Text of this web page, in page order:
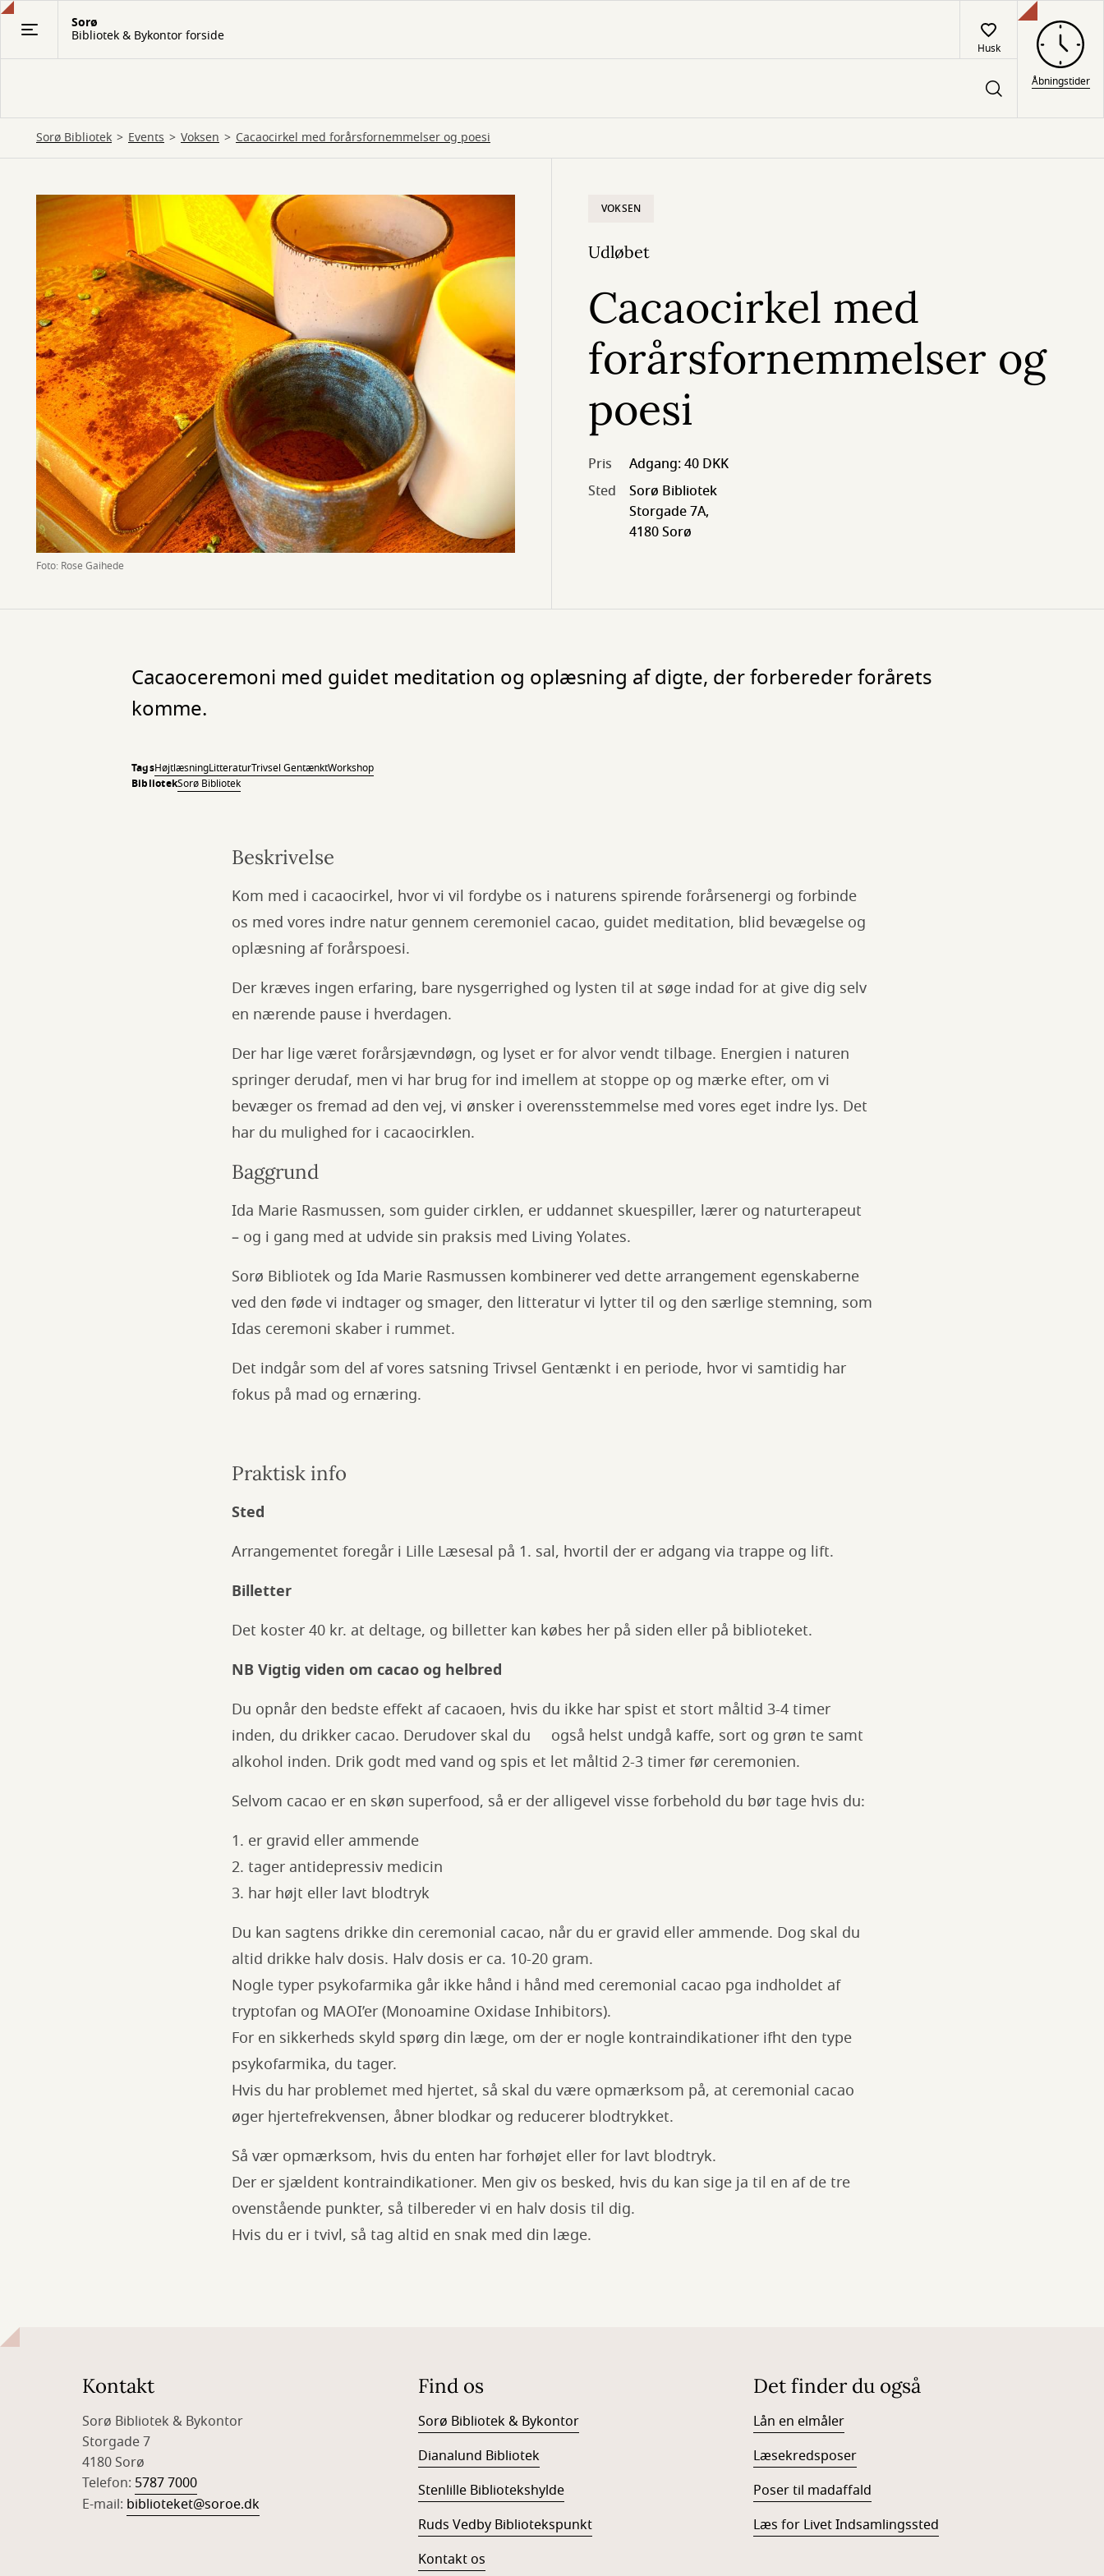
Gå
Sorø
Bibliotek & Bykontor forside
Husk
Åbningstider
Sorø Bibliotek Events Voksen Cacaocirkel med forårsfornemmelser og poesi
Foto: Rose Gaihede
VOKSEN
Udløbet
Cacaocirkel med
forårsfornemmelser og
poesi
Pris
Adgang: 40 DKK
Sted
Sorø Bibliotek
Storgade 7A,
4180 Sorø
Cacaoceremoni med guidet meditation og oplæsning af digte, der forbereder forårets
komme.
TagsHøjtlæsningLitteraturTrivsel GentænktWorkshop
BibliotekSorø Bibliotek
Beskrivelse
Kom med i cacaocirkel, hvor vi vil fordybe os i naturens spirende forårsenergi og forbinde
os med vores indre natur gennem ceremoniel cacao, guidet meditation, blid bevægelse og
oplæsning af forårspoesi.
Der kræves ingen erfaring, bare nysgerrighed og lysten til at søge indad for at give dig selv
en nærende pause i hverdagen.
Der har lige været forårsjævndøgn, og lyset er for alvor vendt tilbage. Energien i naturen
springer derudaf, men vi har brug for ind imellem at stoppe op og mærke efter, om vi
bevæger os fremad ad den vej, vi ønsker i overensstemmelse med vores eget indre lys. Det
har du mulighed for i cacaocirklen.
Baggrund
Ida Marie Rasmussen, som guider cirklen, er uddannet skuespiller, lærer og naturterapeut
– og i gang med at udvide sin praksis med Living Yolates.
Sorø Bibliotek og Ida Marie Rasmussen kombinerer ved dette arrangement egenskaberne
ved den føde vi indtager og smager, den litteratur vi lytter til og den særlige stemning, som
Idas ceremoni skaber i rummet.
Det indgår som del af vores satsning Trivsel Gentænkt i en periode, hvor vi samtidig har
fokus på mad og ernæring.
Praktisk info
Sted
Arrangementet foregår i Lille Læsesal på 1. sal, hvortil der er adgang via trappe og lift.
Billetter
Det koster 40 kr. at deltage, og billetter kan købes her på siden eller på biblioteket.
NB Vigtig viden om cacao og helbred
Du opnår den bedste effekt af cacaoen, hvis du ikke har spist et stort måltid 3-4 timer
inden, du drikker cacao. Derudover skal du også helst undgå kaffe, sort og grøn te samt
alkohol inden. Drik godt med vand og spis et let måltid 2-3 timer før ceremonien.
Selvom cacao er en skøn superfood, så er der alligevel visse forbehold du bør tage hvis du:
1. er gravid eller ammende
2. tager antidepressiv medicin
3. har højt eller lavt blodtryk
Du kan sagtens drikke din ceremonial cacao, når du er gravid eller ammende. Dog skal du
altid drikke halv dosis. Halv dosis er ca. 10-20 gram.
Nogle typer psykofarmika går ikke hånd i hånd med ceremonial cacao pga indholdet af
tryptofan og MAOI’er (Monoamine Oxidase Inhibitors).
For en sikkerheds skyld spørg din læge, om der er nogle kontraindikationer ifht den type
psykofarmika, du tager.
Hvis du har problemet med hjertet, så skal du være opmærksom på, at ceremonial cacao
øger hjertefrekvensen, åbner blodkar og reducerer blodtrykket.
Så vær opmærksom, hvis du enten har forhøjet eller for lavt blodtryk.
Der er sjældent kontraindikationer. Men giv os besked, hvis du kan sige ja til en af de tre
ovenstående punkter, så tilbereder vi en halv dosis til dig.
Hvis du er i tvivl, så tag altid en snak med din læge.
Kontakt
Sorø Bibliotek & Bykontor
Storgade 7
4180 Sorø
Telefon: 5787 7000
E-mail: biblioteket@soroe.dk
Find os
Sorø Bibliotek & Bykontor
Dianalund Bibliotek
Stenlille Bibliotekshylde
Ruds Vedby Bibliotekspunkt
Kontakt os
Det finder du også
Lån en elmåler
Læsekredsposer
Poser til madaffald
Læs for Livet Indsamlingssted